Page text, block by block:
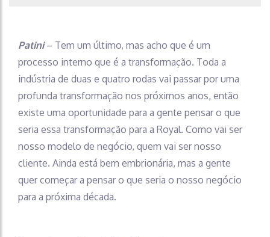
Patini– Tem um último, mas acho que é um
processo interno que é a transformação. Toda a
indústria de duas e quatro rodas vai passar por uma
profunda transformação nos próximos anos, então
existe uma oportunidade para a gente pensar o que
seria essa transformação para a Royal. Como vai ser
nosso modelo de negócio, quem vai ser nosso
cliente. Ainda está bem embrionária, mas a gente
quer começar a pensar o que seria o nosso negócio
para a próxima década.